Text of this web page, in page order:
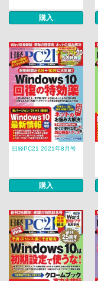
購入
日経PC21 2021年8月号
購入